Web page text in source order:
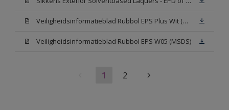
Veiligheidsinformatieblad Rubbol EPS Plus Wit (MSDS)
Veiligheidsinformatieblad Rubbol EPS W05 (MSDS)
1 2